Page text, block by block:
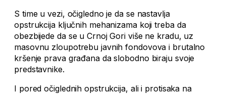
S time u vezi, očigledno je da se nastavlja
opstrukcija ključnih mehanizama koji treba da
obezbijede da se u Crnoj Gori više ne kradu, uz
masovnu zloupotrebu javnih fondovova i brutalno
kršenje prava građana da slobodno biraju svoje
predstavnike.
I pored očiglednih opstrukcija, ali i protisaka na